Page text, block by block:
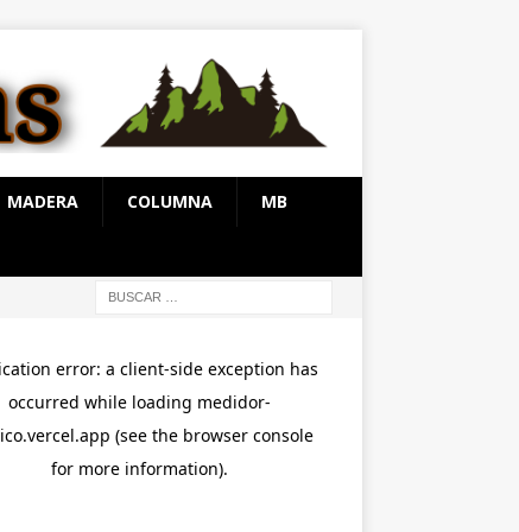
MADERA COLUMNA MB